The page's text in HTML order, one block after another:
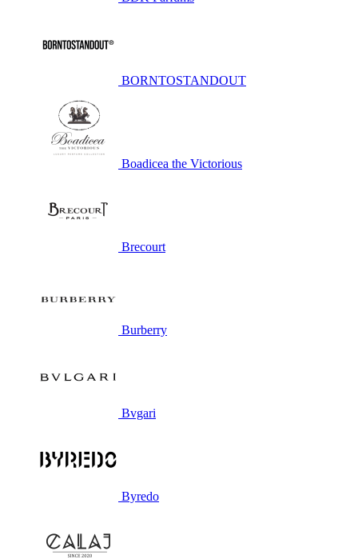
BORNTOSTANDOUT
Boadicea the Victorious
Brecourt
Burberry
Bvgari
Byredo